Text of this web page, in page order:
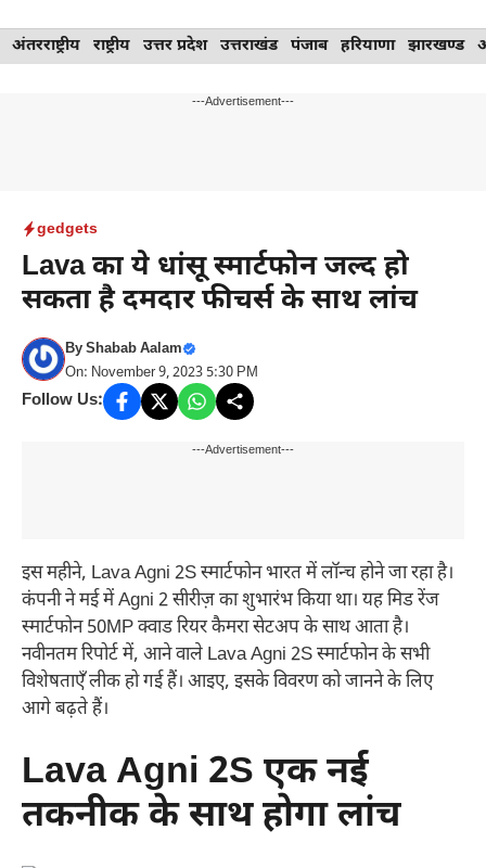
Skip
to
अंतरराष्ट्रीय राष्ट्रीय उत्तर प्रदेश उत्तराखंड पंजाब हरियाणा झारखण्ड
---Advertisement---
gedgets
Lava का ये धांसू स्मार्टफोन जल्द हो
सकता है दमदार फीचर्स के साथ लांच
ByShabab Aalam
On: November 9, 2023 5:30 PM
Follow Us:
---Advertisement---
इस महीने, Lava Agni 2S स्मार्टफोन भारत में लॉन्च होने जा रहा है।
कंपनी ने मई में Agni 2 सीरीज़ का शुभारंभ किया था। यह मिड रेंज
स्मार्टफोन 50MP क्वाड रियर कैमरा सेटअप के साथ आता है।
नवीनतम रिपोर्ट में, आने वाले Lava Agni 2S स्मार्टफोन के सभी
विशेषताएँ लीक हो गई हैं। आइए, इसके विवरण को जानने के लिए
आगे बढ़ते हैं।
Lava Agni 2S एक नई
तकनीक के साथ होगा लांच